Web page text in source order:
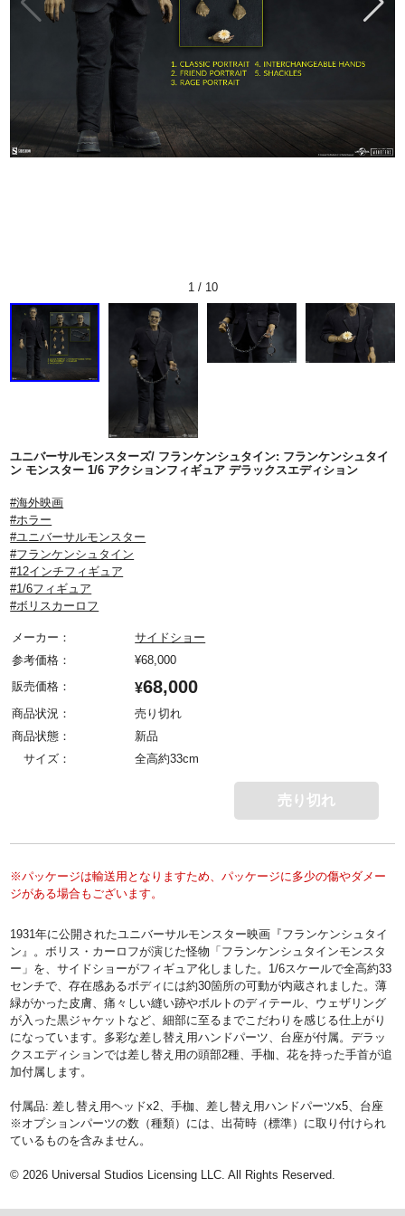
1/ 10
ユニバーサルモンスターズ/ フランケンシュタイン: フランケンシュタイ
ン モンスター 1/6 アクションフィギュア デラックスエディション
#海外映画
#ホラー
#ユニバーサルモンスター
#フランケンシュタイン
#12インチフィギュア
#1/6フィギュア
#ボリスカーロフ
メーカー：
サイドショー
参考価格：
¥68,000
販売価格：
¥68,000
商品状況：
売り切れ
商品状態：
新品
サイズ：
全高約33cm
売り切れ
※パッケージは輸送用となりますため、パッケージに多少の傷やダメー
ジがある場合もございます。
1931年に公開されたユニバーサルモンスター映画『フランケンシュタイ
ン』。ボリス・カーロフが演じた怪物「フランケンシュタインモンスタ
ー」を、サイドショーがフィギュア化しました。1/6スケールで全高約33
センチで、存在感あるボディには約30箇所の可動が内蔵されました。薄
緑がかった皮膚、痛々しい縫い跡やボルトのディテール、ウェザリング
が入った黒ジャケットなど、細部に至るまでこだわりを感じる仕上がり
になっています。多彩な差し替え用ハンドパーツ、台座が付属。デラッ
クスエディションでは差し替え用の頭部2種、手枷、花を持った手首が追
加付属します。
付属品: 差し替え用ヘッドx2、手枷、差し替え用ハンドパーツx5、台座
※オプションパーツの数（種類）には、出荷時（標準）に取り付けられ
ているものを含みません。
© 2026 Universal Studios Licensing LLC. All Rights Reserved.